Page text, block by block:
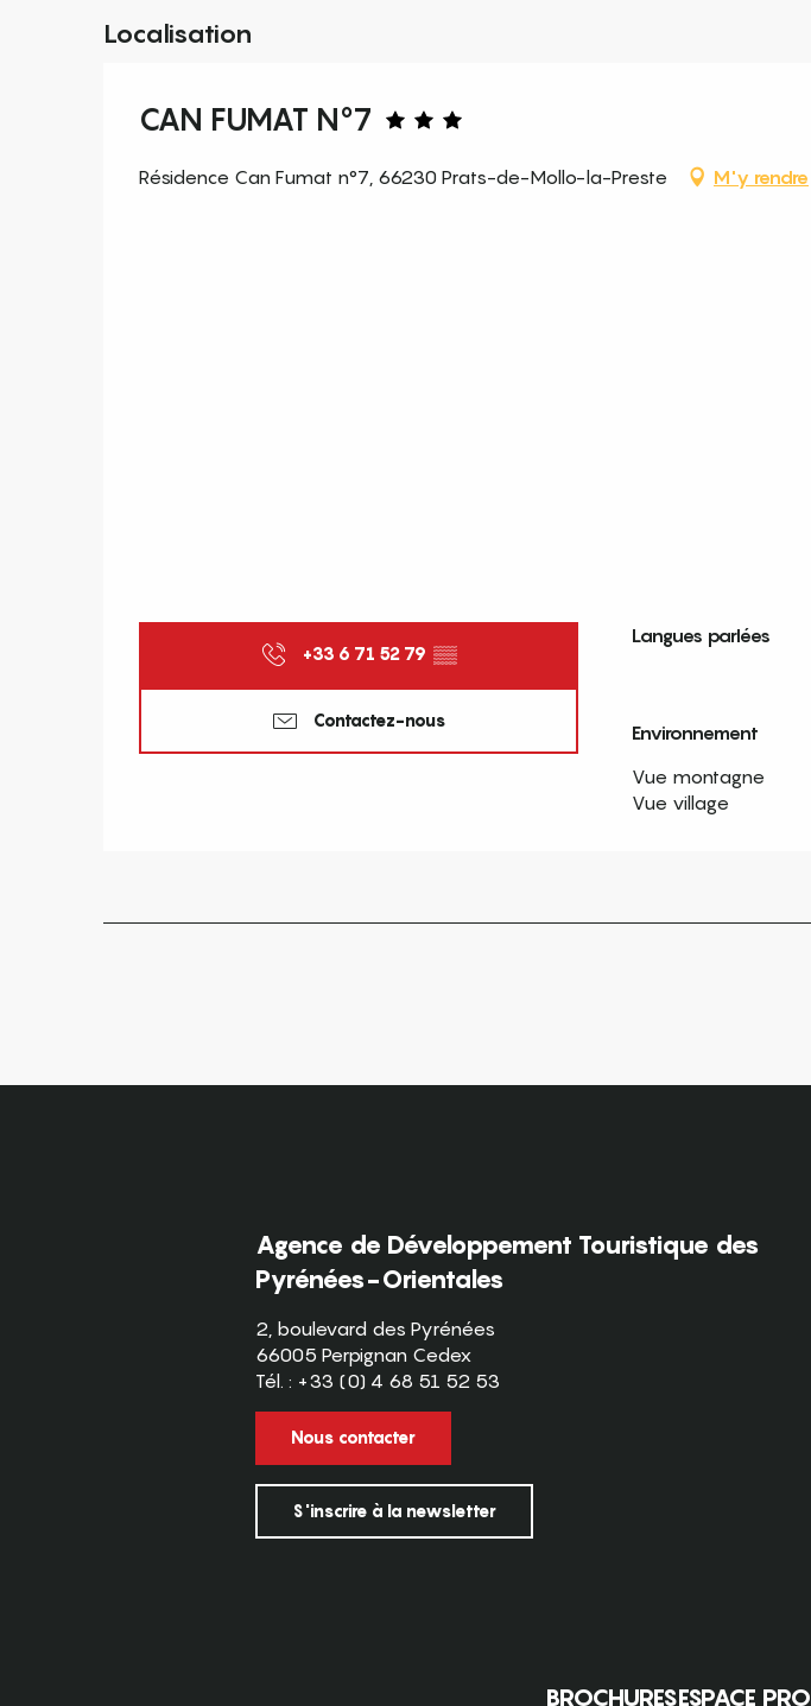
Localisation
CAN FUMAT N°7
Résidence Can Fumat n°7, 66230 Prats-de-Mollo-la-Preste M'y rendre
+33 6 71 52 79 ▒▒
Contactez-nous
Langues parlées
Langues parlées
Environnement
Environnement
Vue montagne
Vue village
Agence de Développement Touristique des
Pyrénées-Orientales
2, boulevard des Pyrénées
66005 Perpignan Cedex
Tél. : +33 (0) 4 68 51 52 53
Nous contacter
S'inscrire à la newsletter
BROCHURESESPACE PRO